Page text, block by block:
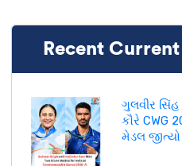
Recent
ગુલવીર
કૌરે CWG
મેડલ જીત્યો